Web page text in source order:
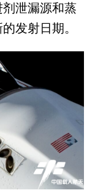
泄漏源和蒸
发射日期。